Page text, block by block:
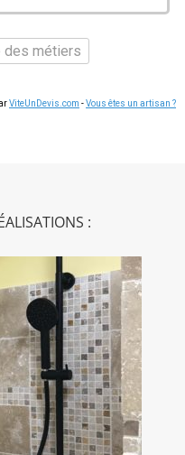
des métiers
ViteUnDevis.com -Vous êtes un artisan ?
: